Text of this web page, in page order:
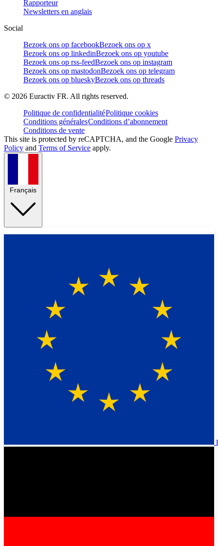
Rapporteur
Newsletters en anglais
Social
Bezoek ons op facebookBezoek ons op x
Bezoek ons op linkedinBezoek ons op youtube
Bezoek ons op rss-feedBezoek ons op instagram
Bezoek ons op mastodonBezoek ons op telegram
Bezoek ons op blueskyBezoek ons op threads
© 2026 Euractiv FR. All rights reserved.
Politique de confidentialitéPolitique cookies
Conditions généralesConditions d’abonnement
Conditions de vente
This site is protected by reCAPTCHA, and the Google Privacy
Policy and Terms of Service apply.
Français